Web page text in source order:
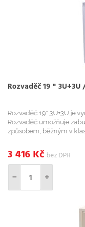
Rozvaděč 19 "
Rozvaděč 19" 3U+3U je
Rozvaděč umožňuje
způsobem, běžným v
a sp...
3 416 Kč bez DPH